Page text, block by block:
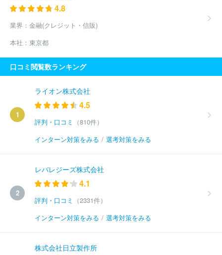
4.8
業界： 金融(クレジット・信販)
本社： 東京都
口コミ閲覧数ランキング
1
ライオン株式会社
4.5
評判・口コミ
（810件）
インターン対策をみる / 選考対策をみる
2
レバレジーズ株式会社
4.1
評判・口コミ
（2331件）
インターン対策をみる / 選考対策をみる
株式会社日立製作所